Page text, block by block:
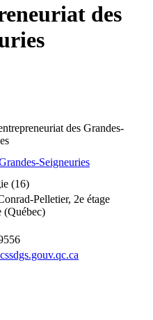
des
des Grandes-
Seigneuries
(16)
Pelletier, 2e étage
(Québec)